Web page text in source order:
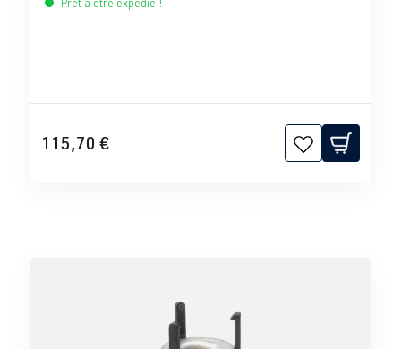
Prêt à être expédié !
115,70 €